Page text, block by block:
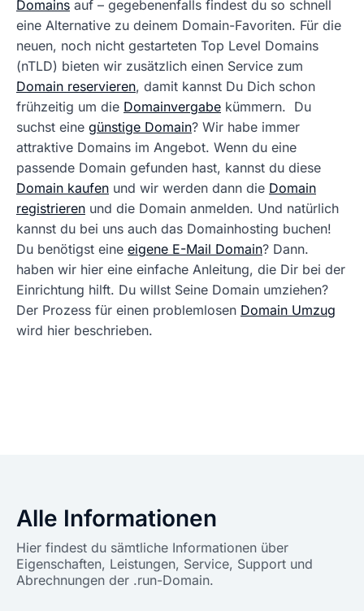
Domains auf – gegebenenfalls findest du so schnell
eine Alternative zu deinem Domain-Favoriten. Für die
neuen, noch nicht gestarteten Top Level Domains
(nTLD) bieten wir zusätzlich einen Service zum
Domain reservieren, damit kannst Du Dich schon
frühzeitig um die Domainvergabe kümmern. Du
suchst eine günstige Domain? Wir habe immer
attraktive Domains im Angebot. Wenn du eine
passende Domain gefunden hast, kannst du diese
Domain kaufen und wir werden dann die Domain
registrieren und die Domain anmelden. Und natürlich
kannst du bei uns auch das Domainhosting buchen!
Du benötigst eine eigene E-Mail Domain? Dann.
haben wir hier eine einfache Anleitung, die Dir bei der
Einrichtung hilft. Du willst Seine Domain umziehen?
Der Prozess für einen problemlosen Domain Umzug
wird hier beschrieben.
Alle Informationen
Hier findest du sämtliche Informationen über
Eigenschaften, Leistungen, Service, Support und
Abrechnungen der .run-Domain.